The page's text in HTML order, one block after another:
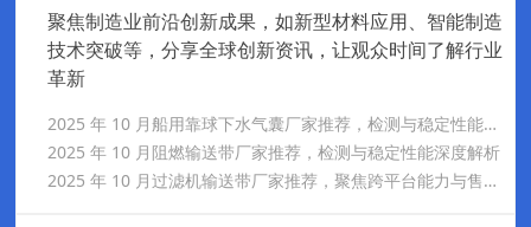
聚焦制造业前沿创新成果，如新型材料应用、智能制造
技术突破等，分享全球创新资讯，让观众时间了解行业
革新
2025 年 10 月船用靠球下水气囊厂家推荐，检测与稳定性能深度解析
2025 年 10 月阻燃输送带厂家推荐，检测与稳定性能深度解析
2025 年 10 月过滤机输送带厂家推荐，聚焦跨平台能力与售后体系的实用指南